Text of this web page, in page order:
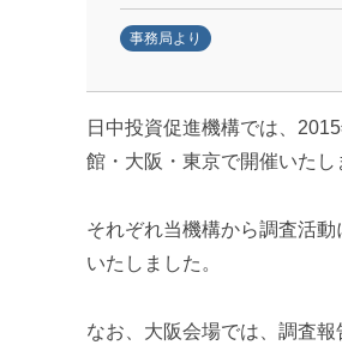
構
事務局より
k
a
a
m
日中投資促進機構では、
館・大阪・東京で開催いたし
それぞれ当機構から調査活
いたしました。
なお、大阪会場では、調査報